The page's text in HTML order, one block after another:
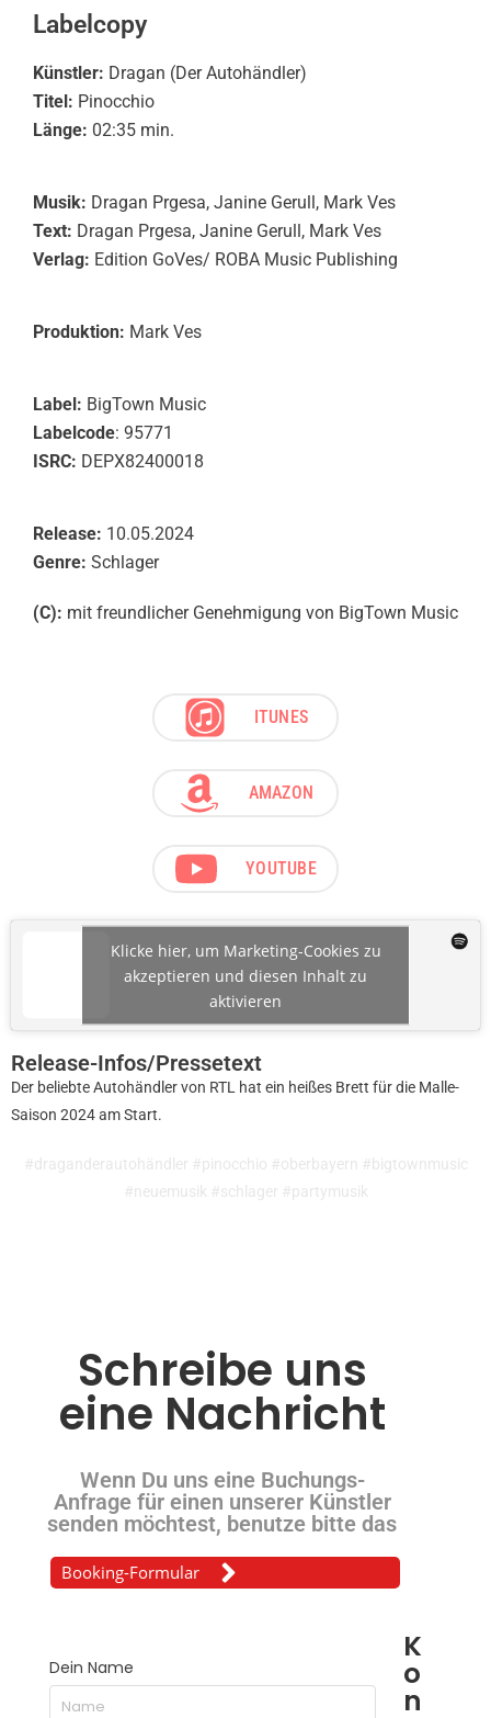
Labelcopy
Künstler: Dragan (Der Autohändler)
Titel: Pinocchio
Länge: 02:35 min.
Musik: Dragan Prgesa, Janine Gerull, Mark Ves
Text: Dragan Prgesa, Janine Gerull, Mark Ves
Verlag: Edition GoVes/ ROBA Music Publishing
Produktion: Mark Ves
Label: BigTown Music
Labelcode: 95771
ISRC: DEPX82400018
Release: 10.05.2024
Genre: Schlager
(C): mit freundlicher Genehmigung von BigTown Music
ITUNES
AMAZON
YOUTUBE
Klicke hier, um Marketing-Cookies zu
akzeptieren und diesen Inhalt zu
aktivieren
Release-Infos/Pressetext
Der beliebte Autohändler von RTL hat ein heißes Brett für die Malle-
Saison 2024 am Start.
#draganderautohändler #pinocchio #oberbayern #bigtownmusic
#neuemusik #schlager #partymusik
Schreibe uns
eine Nachricht
Wenn Du uns eine Buchungs-
Anfrage für einen unserer Künstler
senden möchtest, benutze bitte das
Booking-Formular
Dein Name
K
o
n